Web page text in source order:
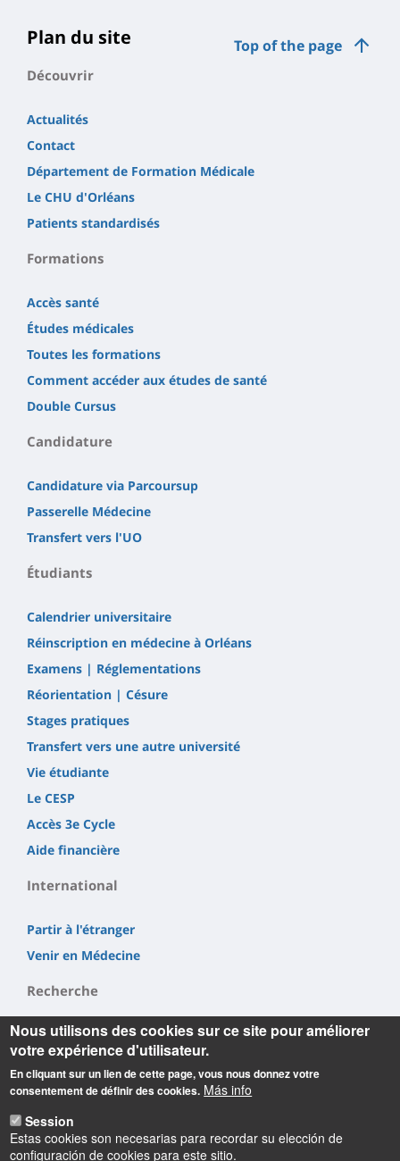
page
principale
Top of the page
Plan du site
Découvrir
Actualités
Contact
Département de Formation Médicale
Le CHU d'Orléans
Patients standardisés
Formations
Accès santé
Études médicales
Toutes les formations
Comment accéder aux études de santé
Double Cursus
Candidature
Candidature via Parcoursup
Passerelle Médecine
Transfert vers l'UO
Étudiants
Calendrier universitaire
Réinscription en médecine à Orléans
Examens | Réglementations
Réorientation | Césure
Stages pratiques
Transfert vers une autre université
Vie étudiante
Le CESP
Accès 3e Cycle
Aide financière
International
Partir à l'étranger
Venir en Médecine
Recherche
LI²RSO
CBM
INEM
Nous utilisons des cookies sur ce site pour améliorer
votre expérience d'utilisateur.
En cliquant sur un lien de cette page, vous nous donnez votre
consentement de définir des cookies. Más info
Session
Estas cookies son necesarias para recordar su elección de
configuración de cookies para este sitio.